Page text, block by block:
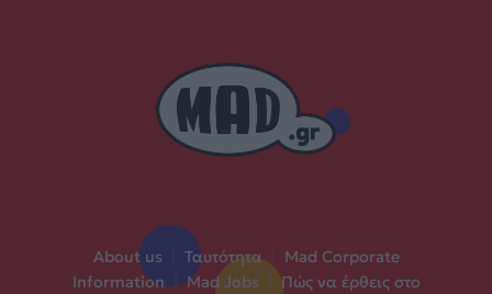
About us Ταυτότητα
Mad Corporate
Information | Mad Jobs
Πώς να έρθεις στο